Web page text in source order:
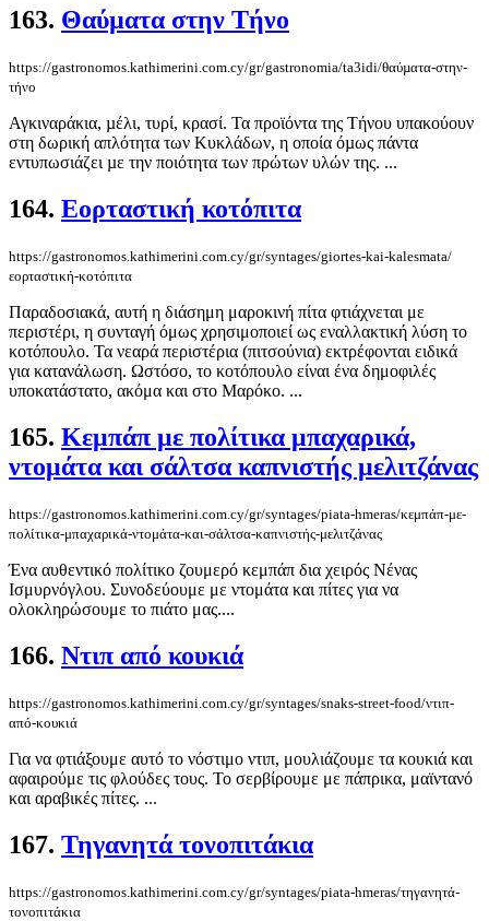
163. Θαύµατα στην Τήνο
https://gastronomos.kathimerini.com.cy/gr/gastronomia/ta3idi/θαύµατα-στην-
τήνο
Αγκιναράκια, µέλι, τυρί, κρασί. Τα προϊόντα της Τήνου υπακούουν
στη δωρική απλότητα των Κυκλάδων, η οποία όµως πάντα
εντυπωσιάζει µε την ποιότητα των πρώτων υλών της. ...
164. Εορταστική κοτόπιτα
https://gastronomos.kathimerini.com.cy/gr/syntages/giortes-kai-kalesmata/
εορταστική-κοτόπιτα
Παραδοσιακά, αυτή η διάσημη μαροκινή πίτα φτιάχνεται με
περιστέρι, η συνταγή όμως χρησιμοποιεί ως εναλλακτική λύση το
κοτόπουλο. Τα νεαρά περιστέρια (πιτσούνια) εκτρέφονται ειδικά
για κατανάλωση. Ωστόσο, το κοτόπουλο είναι ένα δημοφιλές
υποκατάστατο, ακόμα και στο Μαρόκο. ...
165. Κεμπάπ με πολίτικα μπαχαρικά,
ντομάτα και σάλτσα καπνιστής μελιτζάνας
https://gastronomos.kathimerini.com.cy/gr/syntages/piata-hmeras/κεμπάπ-με-
πολίτικα-μπαχαρικά-ντομάτα-και-σάλτσα-καπνιστής-μελιτζάνας
Ένα αυθεντικό πολίτικο ζουμερό κεμπάπ δια χειρός Νένας
Ισμυρνόγλου. Συνοδεύουμε με ντομάτα και πίτες για να
ολοκληρώσουμε το πιάτο μας....
166. Ντιπ από κουκιά
https://gastronomos.kathimerini.com.cy/gr/syntages/snaks-street-food/ντιπ-
από-κουκιά
Για να φτιάξουμε αυτό το νόστιμο ντιπ, μουλιάζουμε τα κουκιά και
αφαιρούμε τις φλούδες τους. Το σερβίρουμε με πάπρικα, μαϊντανό
και αραβικές πίτες. ...
167. Τηγανητά τονοπιτάκια
https://gastronomos.kathimerini.com.cy/gr/syntages/piata-hmeras/τηγανητά-
τονοπιτάκια